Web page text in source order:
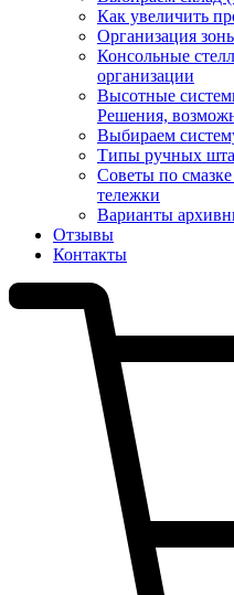
Как увеличить
Организация
Консольные
организации
Высотные
Решения,
Выбираем
Типы ручных
Советы по
тележки
Варианты
Отзывы
Контакты